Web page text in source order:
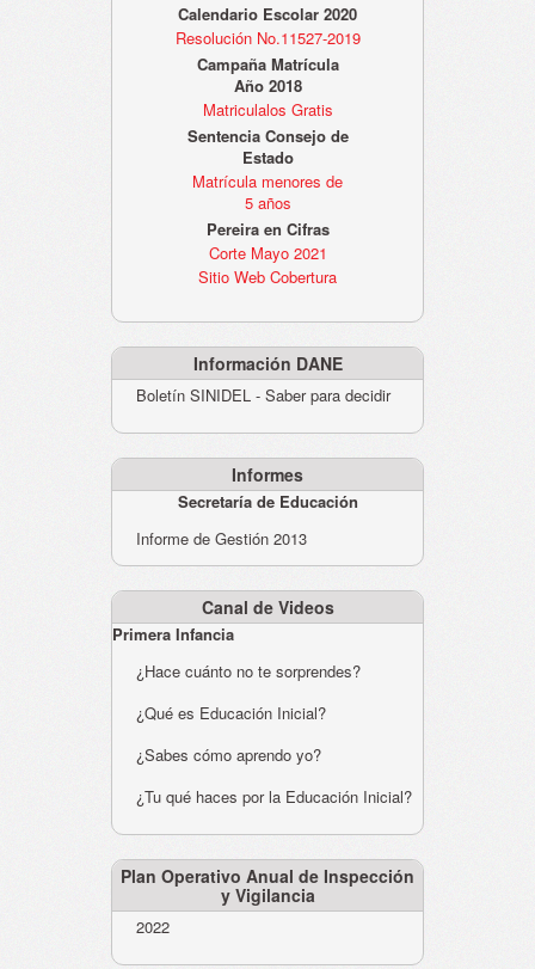
Calendario Escolar 2020
Resolución No.11527-2019
Campaña Matrícula
Año 2018
Matriculalos Gratis
Sentencia Consejo de
Estado
Matrícula menores de
5 años
Pereira en Cifras
Corte Mayo 2021
Sitio Web Cobertura
Información DANE
Boletín SINIDEL - Saber para decidir
Informes
Secretaría de Educación
Informe de Gestión 2013
Canal de Videos
Primera Infancia
¿Hace cuánto no te sorprendes?
¿Qué es Educación Inicial?
¿Sabes cómo aprendo yo?
¿Tu qué haces por la Educación Inicial?
Plan Operativo Anual de Inspección
y Vigilancia
2022